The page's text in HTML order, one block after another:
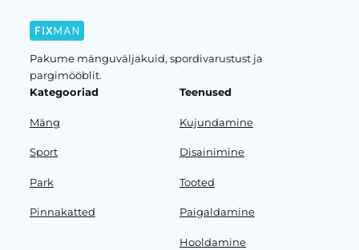
Pakume mänguväljakuid, spordivarustust ja
pargimööblit.
Kategooriad
Mäng
Sport
Park
Pinnakatted
Teenused
Kujundamine
Disainimine
Tooted
Paigaldamine
Hooldamine